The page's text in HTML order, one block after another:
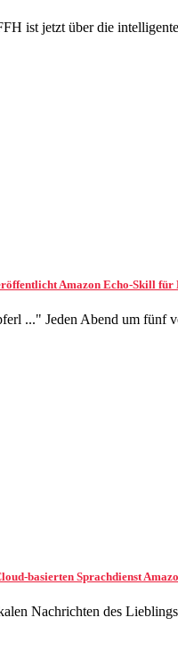
ist jetzt über die
Amazon Echo-Skill
..." Jeden Abend um fünf
basierten Sprachdienst
Nachrichten des